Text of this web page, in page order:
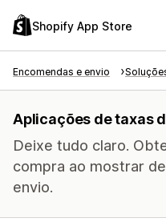
Shopify App Store
Encomendas e envio
Aplicações de taxas
Deixe tudo claro.
compra ao mostrar
envio.